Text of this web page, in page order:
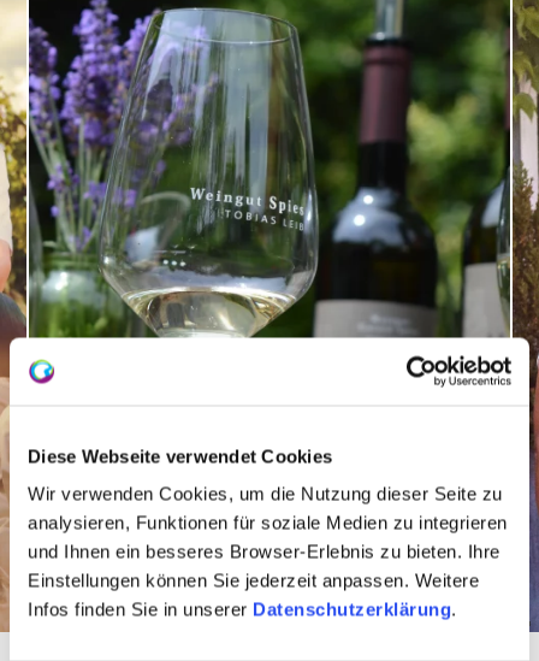
Diese Webseite verwendet Cookies
Wir verwenden Cookies, um die Nutzung dieser Seite zu
analysieren, Funktionen für soziale Medien zu integrieren
und Ihnen ein besseres Browser-Erlebnis zu bieten. Ihre
Einstellungen können Sie jederzeit anpassen. Weitere
Infos finden Sie in unserer Datenschutzerklärung.